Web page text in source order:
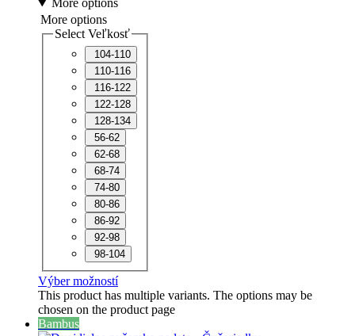
More options
More options
Select Veľkosť
104-110
110-116
116-122
122-128
128-134
56-62
62-68
68-74
74-80
80-86
86-92
92-98
98-104
Výber možností
This product has multiple variants. The options may be
chosen on the product page
Bambus